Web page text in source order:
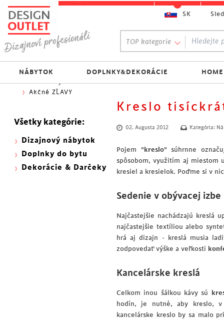
Kreslo
02. Augusta 2012 Kategória:
Pojem "kreslo" súhrnne
spôsobom, využitím aj miestom
kresiel a kresielok. Poďme si v
Sedenie v obývacej izbe
Najčastejšie nachádzajú kreslá
najčastejšie textíliou alebo
hrá aj dizajn - kreslá musia
zodpovedať výške a veľkosti
Kancelárske kreslá
Celkom inou šálkou kávy sú
hodín, je nutné, aby kreslo, v
kancelárske kreslo by sa malo
Obľúbený výber:
300 NOVINEK
333 BESTSELLERŮ
Najlacnejšie do 70€
Skladovky
Akčné ZĽAVY
Všetky kategórie:
Dizajnový nábytok
Doplnky do bytu
Dekorácie & Darčeky
TOP kategorie
NÁBYTOK DOPLNKY&DEKORÁCIE
SK